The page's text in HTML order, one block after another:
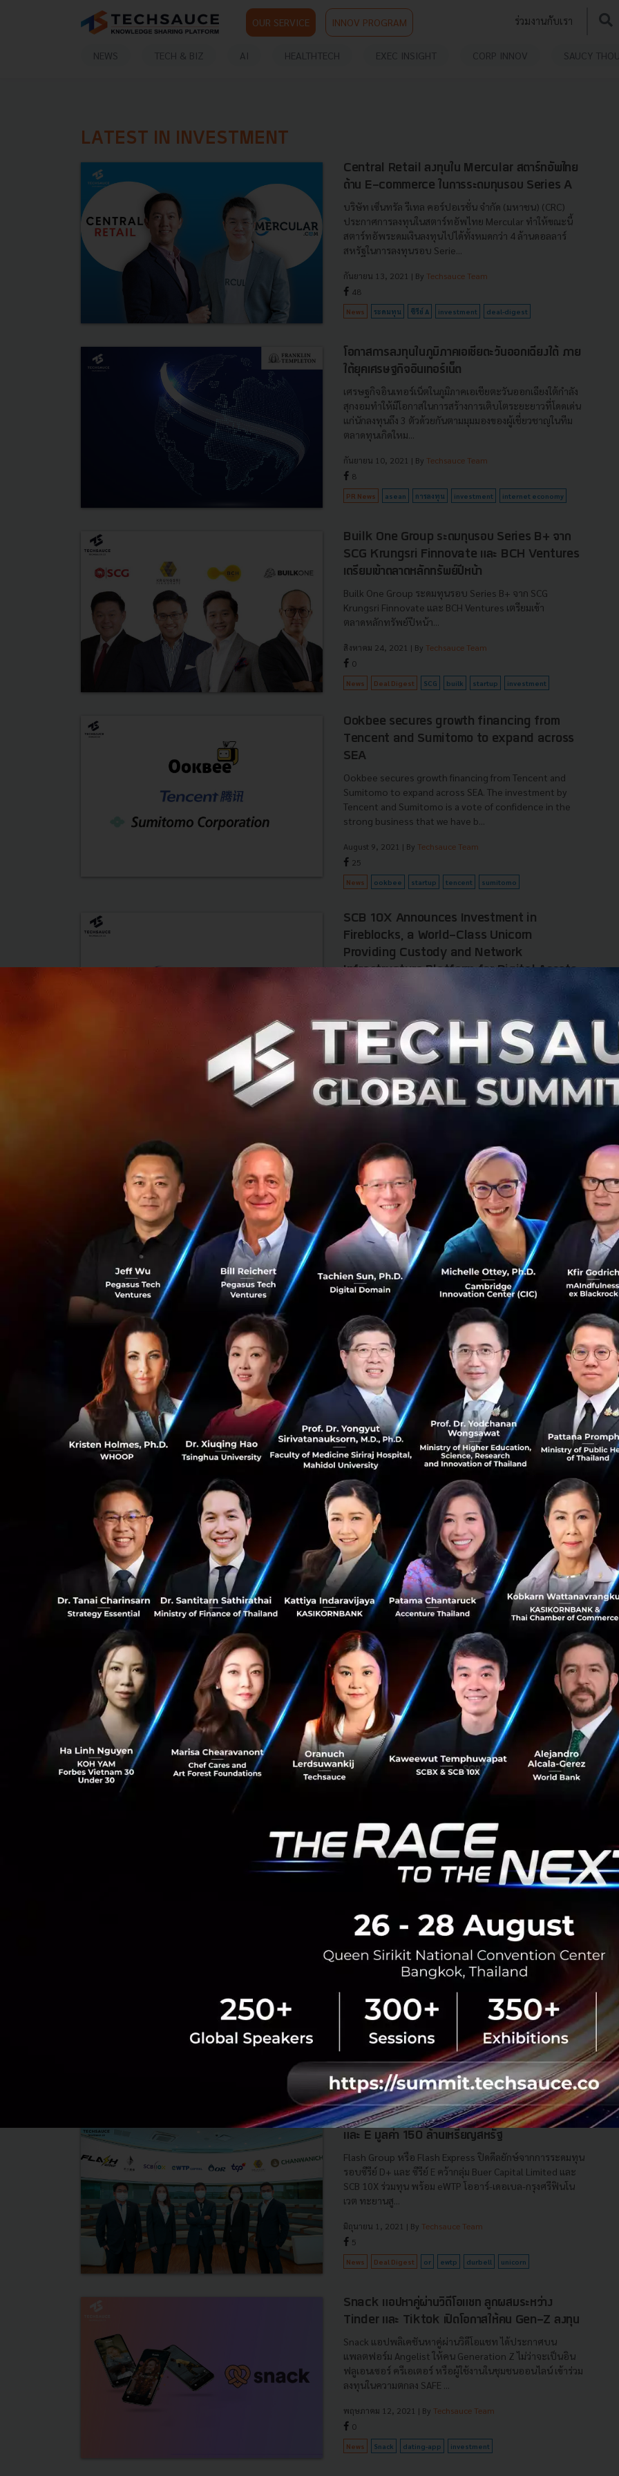
OUR SERVICE INNOV PROGRAM ร่วมงานกับเรา
NEWS TECH & BIZ AI HEALTHTECH EXEC INSIGHT CORP INNOV SAUCY
LATEST IN INVESTMENT
Central Retail ลงทุนใน Mercular สตาร์ทอัพไทย
ด้าน E-commerce ในการระดมทุนรอบ Series A
บริษัท เซ็นทรัล รีเทล คอร์ปอเรชั่น จำกัด (มหาชน) (CRC)
ประกาศการลงทุนในสตาร์ทอัพไทย Mercular ทำให้ขณะนี้
สตาร์ทอัพระดมเงินลงทุนไปได้ทั้งหมดกว่า 4 ล้านดอลลาร์
สหรัฐในการลงทุนรอบ Serie...
กันยายน 13, 2021 | By Techsauce Team
48
News ระดมทุน ซีรีย์ A investment deal-digest
โอกาสการลงทุนในภูมิภาคเอเชียตะวันออกเฉียงใต้ ภาย
ใต้ยุคเศรษฐกิจอินเทอร์เน็ต
เศรษฐกิจอินเทอร์เน็ตในภูมิภาคเอเชียตะวันออกเฉียงใต้กำลัง
สุกงอมทำให้มีโอกาสในการสร้างการเติบโตระยะยาวที่โดดเด่น
แก่นักลงทุนถึง 3 ตัวด้วยกันตามมุมมองของผู้เชี่ยวชาญในทีม
ตลาดทุนเกิดใหม...
กันยายน 10, 2021 | By Techsauce Team
8
PR News asean การลงทุน investment internet economy
Builk One Group ระดมทุนรอบ Series B+ จาก
SCG Krungsri Finnovate และ BCH Ventures
เตรียมเข้าตลาดหลักทรัพย์ปีหน้า
Builk One Group ระดมทุนรอบ Series B+ จาก SCG
Krungsri Finnovate และ BCH Ventures เตรียมเข้า
ตลาดหลักทรัพย์ปีหน้า...
สิงหาคม 24, 2021 | By Techsauce Team
0
News Deal Digest SCG builk startup investment
Ookbee secures growth financing from
Tencent and Sumitomo to expand across
SEA
Ookbee secures growth financing from Tencent and
Sumitomo to expand across SEA. The investment by
Tencent and Sumitomo is a vote of confidence in the
strong business that we have b...
August 9, 2021 | By Techsauce Team
25
News ookbee startup tencent sumitomo
SCB 10X Announces Investment in
Fireblocks, a World-Class Unicorn
Providing Custody and Network
Infrastructure Platform for Digital Assets.
Fireblocks, a custody platform for digital assets....
July 29, 2021| ByTechsauce Team
28
News Deal Digest PR News scb10x fireblocks investment
moonshot-mission
Venture Capital Fund เดินหน้าลงทุน
Blockchain DeFi และ Digital Asset ต่อเนื่อง
ธนาคารไทยพาณิชย์ (SCB) ยังคงสำรวจโอกาสทางธุรกิจใน
น่านน้ำของเทคโนโลยีการเงิน Decentralized Finance (DeFi)
และ Blockchain อย่างต่อเนื่อง โดยล่าสุด SCB10X บริษัทโฮ
ลดิ้งคอมพานีในกลุ่มธ...
กรกฎาคม 27, 2021| By
Techsauce Team
0
scb10x investment
Impact Collective Launches 2nd
Accelerator Program to Solve Global
Challenges 🌏
A community-driven investment and acceleration
program seeking impact makers whose products and
services can solve environmental, social, and economic
challenges. ......
July 15, 2021| By Impact Collective
News Investment Accerelator Social Impact Venture
SDG Impact Accelerator Programme
SCB 10X to invest in Ape Board, Asia’s
fast-growing DeFi asset aggregator and
portfolio dashboard
SCB 10X to invest in Ape Board, Asia’s fast-growing DeFi
asset aggregator and portfolio dashboard...
July 15, 2021
Techsauce Team
News scb10x ape-board investment
Innov8rs Connect Unconference 2021: ESG
Investing Takes Off in Southeast Asia
Paul Ark, ESG & Sustainability Advisor to pan-Asian
venture capital firm Gobi Partners hosts a special
June 17, 2021| ByTechsauce Team
12
Tech & Biz esg innov8rs investment
Berkshire Hathaway ลงทุนใน Nubank ธุรกิจ
ฟินเทคในบราซิล หวังดันบริษัทเข้าตลาดหุ้นในปีนี้
Berkshire Hathaway บริษัทโฮลดิ้งของ Warren Buffett
Nubank ธนาคารดิจิทัลเจ้าแรก ๆ ของบราซิล ซึ่งเป็นที่รู้จักกันดี
ในด้านการเป็น...
มิถุนายน 9, 2021| ByTechsauce Team
News nubank investment warren-buffett berkshire hathaway
Flash Group ก้าวสู่ยูนิคอร์น หลังปิดดีล Series D+
และ E มูลค่า 150 ล้านเหรียญสหรัฐ
Flash Group หรือ Flash Express ปิดดีลยักษ์จากการระดมทุน
รอบซีรีย์ D+ และ ซีรีย์ E คว้ากลุ่ม Buer Capital Limited และ
SCB 10X ร่วมทุน พร้อม eWTP โออาร์-เดอเบล-กรุงศรีฟินโน
เวต ทะยานสู...
มิถุนายน 1, 2021 | By Techsauce Team
5
News Deal Digest or ewtp durbell unicorn
Snack แอปหาคู่ผ่านวิดีโอแชท ลูกผสมระหว่าง
Tinder และ Tiktok เปิดโอกาสให้คน Gen-Z ลงทุน
Snack แอปพลิเคชันหาคู่ผ่านวิดีโอแชท ได้ประกาศบน
แพลตฟอร์ม Angelist ให้คน Generation Z ไม่ว่าจะเป็นอิน
ฟลูเอนเซอร์ ครีเอเตอร์ หรือผู้ใช้งานในชุมชนออนไลน์ เข้าร่วม
ลงทุนในความตกลง SAFE ...
พฤษภาคม 12, 2021 | By Techsauce Team
0
News Snack dating-app investment